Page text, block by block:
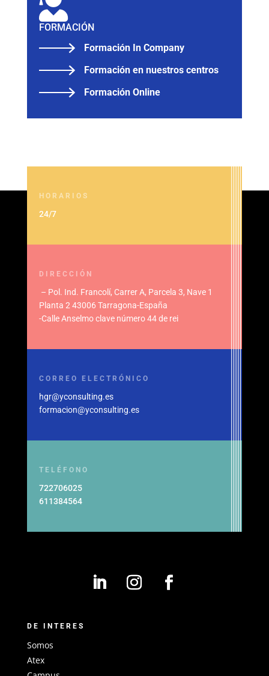
FORMACIÓN
Formación In Company
Formación en nuestros centros
Formación Online
HORARIOS
24/7
DIRECCIÓN
– Pol. Ind. Francolí, Carrer A, Parcela 3, Nave 1
Planta 243006 Tarragona-España
-Calle Anselmo clave número 44 de rei
CORREO ELECTRÓNICO
hgr@yconsulting.es
formacion@yconsulting.es
TELÉFONO
722706025
611384564
DE INTERES
Somos
Atex